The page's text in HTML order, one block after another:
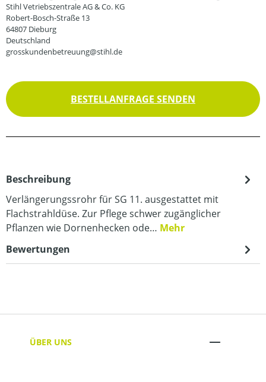
Stihl Vetriebszentrale AG & Co. KG
Robert-Bosch-Straße 13
64807 Dieburg
Deutschland
grosskundenbetreuung@stihl.de
BESTELLANFRAGE SENDEN
Beschreibung
Verlängerungssrohr für SG 11. ausgestattet mit
Flachstrahldüse. Zur Pflege schwer zugänglicher
Pflanzen wie Dornenhecken ode… Mehr
Bewertungen
ÜBER UNS